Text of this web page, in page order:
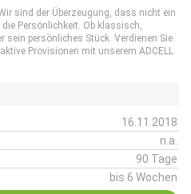
sind der Überzeugung, dass nicht ein
Persönlichkeit. Ob klassisch,
sein persönliches Stück. Verdienen Sie
Provisionen mit unserem ADCELL
16.11.2018
n.a.
90 Tage
bis 6 Wochen